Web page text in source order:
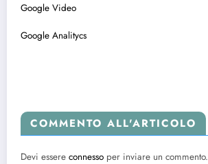
Google Video
Google Analitycs
COMMENTO ALL'ARTICOLO
Devi essere connesso per inviare un commento.